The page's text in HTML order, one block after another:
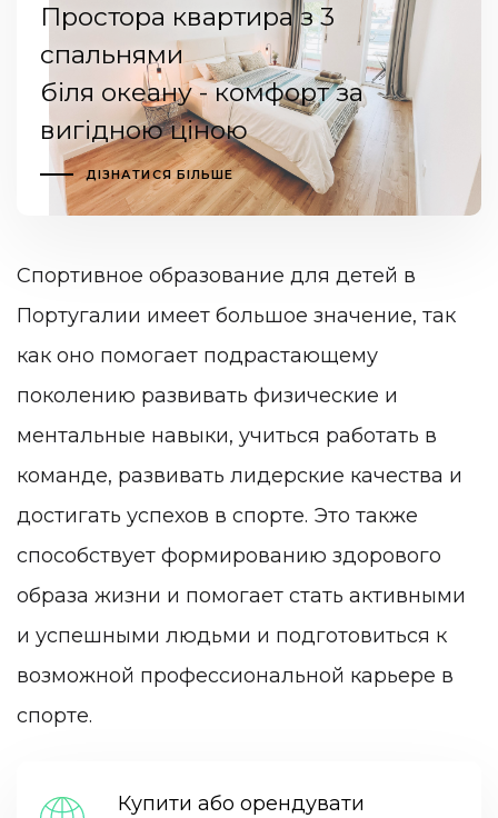
Простора квартира з 3
спальнями
біля океану - комфорт за
вигідною ціною
ДІЗНАТИСЯ БІЛЬШЕ
Спортивное образование для детей в
Португалии имеет большое значение, так
как оно помогает подрастающему
поколению развивать физические и
ментальные навыки, учиться работать в
команде, развивать лидерские качества и
достигать успехов в спорте. Это также
способствует формированию здорового
образа жизни и помогает стать активными
и успешными людьми и подготовиться к
возможной профессиональной карьере в
спорте.
Купити або орендувати